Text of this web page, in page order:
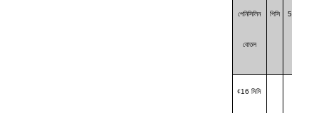
পেনিসিলিন
বোতল
পিসি 560
¢16 মিমি